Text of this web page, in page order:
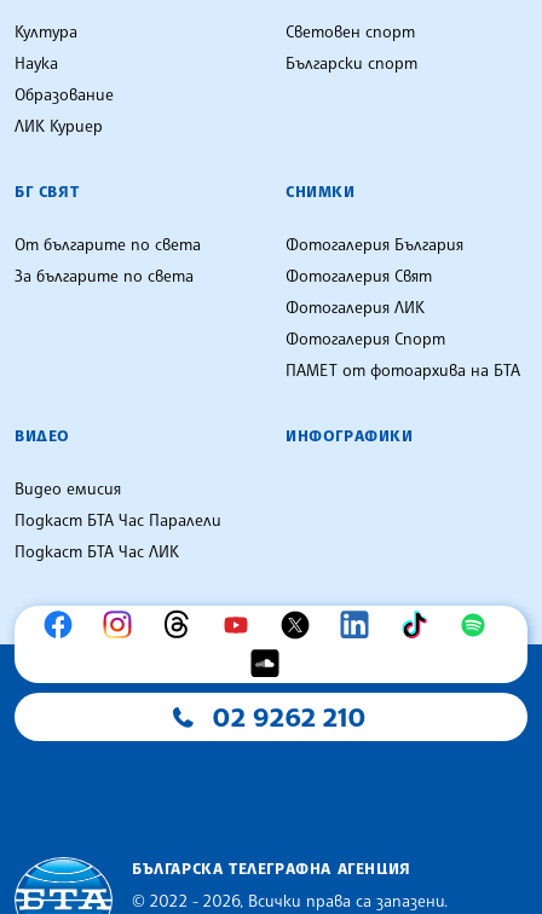
Култура
Наука
Образование
ЛИК Куриер
Световен спорт
Български спорт
БГ СВЯТ
От българите по света
За българите по света
СНИМКИ
Фотогалерия България
Фотогалерия Свят
Фотогалерия ЛИК
Фотогалерия Спорт
ПАМЕТ от фотоархива на БТА
ВИДЕО
Видео емисия
Подкаст БТА Час Паралели
Подкаст БТА Час ЛИК
ИНФОГРАФИКИ
02 9262 210
БЪЛГАРСКА ТЕЛЕГРАФНА АГЕНЦИЯ
© 2022 - 2026, Всички права са запазени.